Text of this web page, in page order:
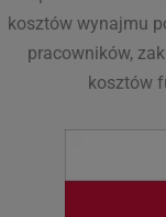
kosztów wynajmu
pracowników,
kosztów